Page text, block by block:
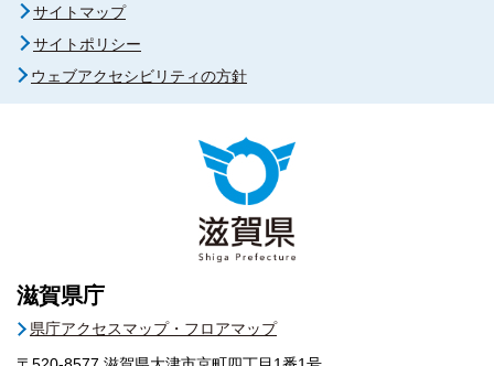
サイトマップ
サイトポリシー
ウェブアクセシビリティの方針
滋賀県庁
県庁アクセスマップ・フロアマップ